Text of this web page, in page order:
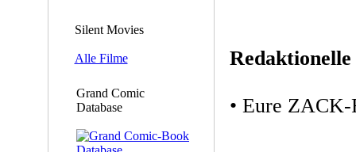
Silent Movies
Alle Filme
Grand Comic
Database
• Eure